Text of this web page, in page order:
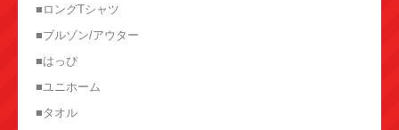
■ロングTシャツ
■ブルゾン/アウター
■はっぴ
■ユニホーム
■タオル